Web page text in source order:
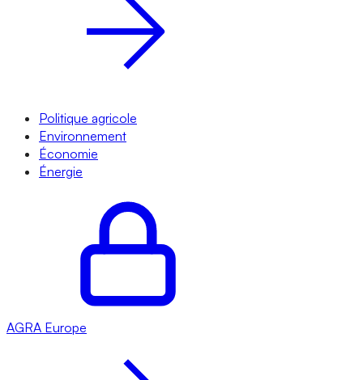
Politique agricole
Environnement
Économie
Énergie
AGRA Europe